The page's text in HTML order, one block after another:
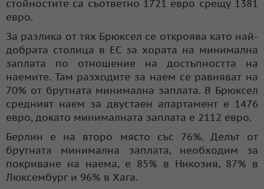
стойностите са съответно 1721 евро срещу 1381
евро.
За разлика от тях Брюксел се откроява като най-
добрата столица в ЕС за хората на минимална
заплата по отношение на достъпността на
наемите. Там разходите за наем се равняват на
70% от брутната минимална заплата. В Брюксел
средният наем за двустаен апартамент е 1476
евро, докато минималната заплата е 2112 евро.
Берлин е на второ място със 76%. Делът от
брутната минимална заплата, необходим за
покриване на наема, е 85% в Никозия, 87% в
Люксембург и 96% в Хага.